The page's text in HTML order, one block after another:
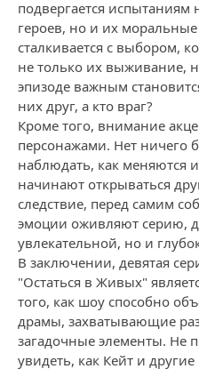
подвергается испытаниям
героев, но и их
сталкивается с выбором,
не только их выживание,
эпизоде важным
них друг, а кто враг?
Кроме того, внимание
персонажами. Нет ничего
наблюдать, как меняются
начинают открываться
следствие, перед самим
эмоции оживляют серию,
увлекательной, но и
В заключении, девятая
"Остаться в Живых"
того, как шоу способно
драмы, захватывающие
загадочные элементы. Не
увидеть, как Кейт и